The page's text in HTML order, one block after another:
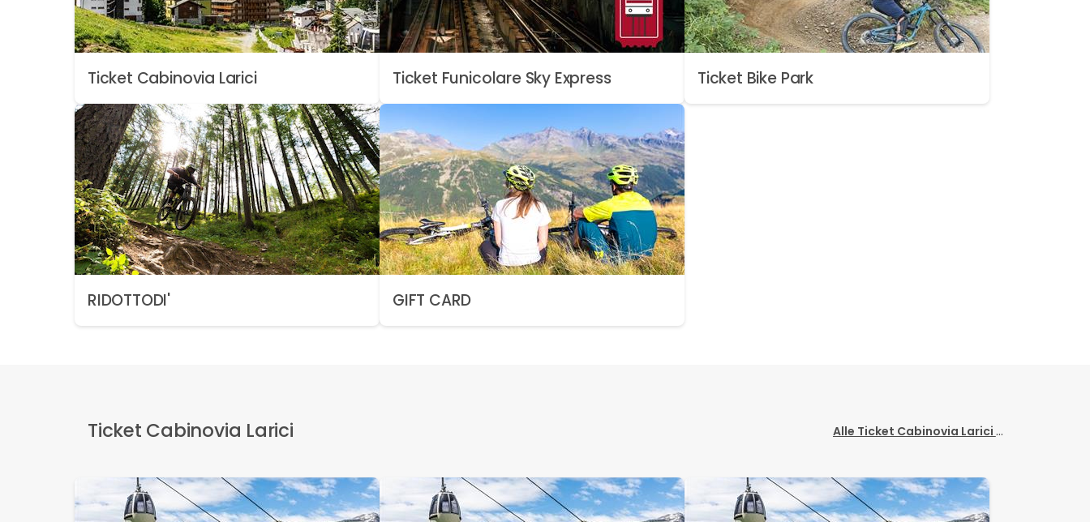
Ticket Cabinovia Larici Ticket Funicolare Sky Express Ticket Bike Park
RIDOTTODI' GIFT CARD
Ticket Cabinovia Larici Alle Ticket Cabinovia Larici anzeigen